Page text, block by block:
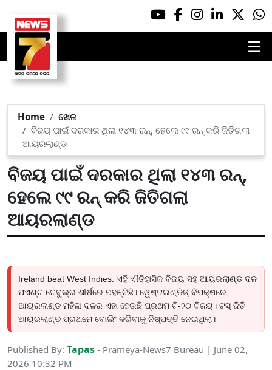
☰
Home
ଖେଳ
ବିଜୟ ପାଇଁ ଦରକାର ଥିଲା ୧୪୩ ରନ୍, ହେଲେ ୯୯ ରନ୍‌ କରି ଜିତିଗଲା
ଆୟରଲାଣ୍ଡ
ବିଜୟ ପାଇଁ ଦରକାର ଥିଲା ୧୪୩ ରନ୍,
ହେଲେ ୯୯ ରନ୍‌ କରି ଜିତିଗଲା
ଆୟରଲାଣ୍ଡ
Ireland beat West Indies: ଏହି ଐତିହାସିକ ବିଜୟ ସହ ଆୟରଲାଣ୍ଡ ଦଳ
ପଏଣ୍ଟ ଟେବୁଲ୍‌ର ଶୀର୍ଷରେ ପହଞ୍ଚିଛି। ୱେଷ୍ଟଇଣ୍ଡିଜ୍ ବିପକ୍ଷରେ
ଆୟରଲାଣ୍ଡ ମହିଳା ଦଳର ଏହା ହେଉଛି ପ୍ରଥମ ଟି-୨୦ ବିଜୟ। ଟସ୍ ଜିତି
ଆୟରଲାଣ୍ଡ ପ୍ରଥମେ ବୋଲିଂ କରିବାକୁ ନିଷ୍ପତ୍ତି ନେଇଥିଲା।
Published By: Tapas - Prameya-News7 Bureau | June 02,
2026 10:32 PM